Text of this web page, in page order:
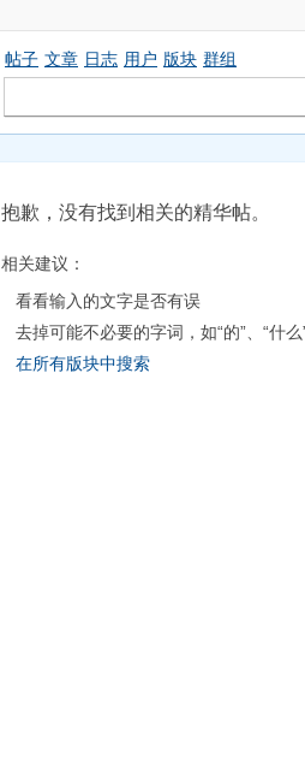
帖子 文章 日志 用户 版块 群组
抱歉，没有找到相关的精华帖。
相关建议：
看看输入的文字是否有误
去掉可能不必要的字词，如“的”、“什么
在所有版块中搜索